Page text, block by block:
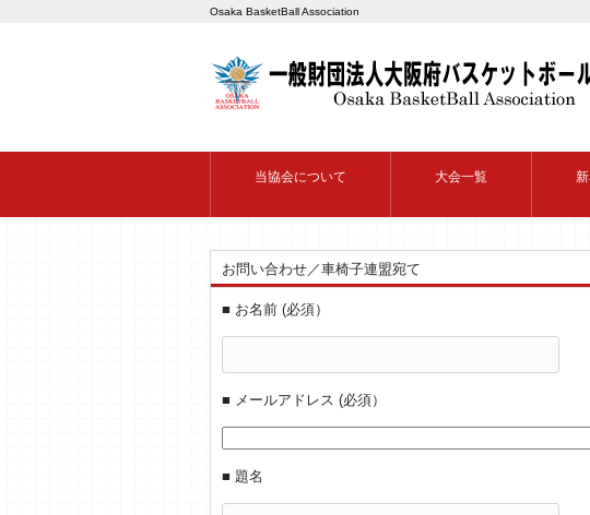
Osaka BasketBall Association
当協会について 大会一覧
お問い合わせ／車椅子連盟宛て
■ お名前 (必須）
■ メールアドレス (必須）
■ 題名